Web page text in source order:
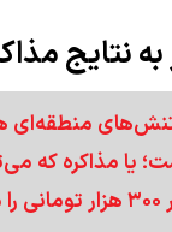
نتایج
منطقه‌ای